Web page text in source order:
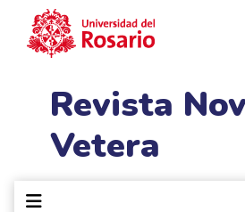
Revista
Vetera